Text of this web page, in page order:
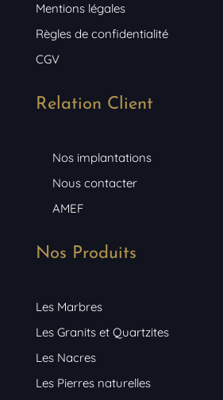
Mentions légales
Règles de confidentialité
CGV
Relation Client
Nos implantations
Nous contacter
AMEF
Nos Produits
Les Marbres
Les Granits et Quartzites
Les Nacres
Les Pierres naturelles